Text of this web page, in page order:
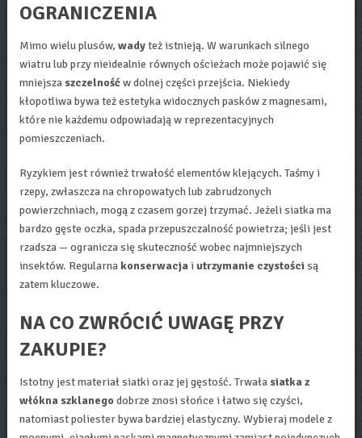
OGRANICZENIA
Mimo wielu plusów, wadyteż istnieją. W warunkach silnego
wiatru lub przy nieidealnie równych ościeżach może pojawić się
mniejsza szczelnośćw dolnej części przejścia. Niekiedy
kłopotliwa bywa też estetyka widocznych pasków z magnesami,
które nie każdemu odpowiadają w reprezentacyjnych
pomieszczeniach.
Ryzykiem jest również trwałość elementów klejących. Taśmy i
rzepy, zwłaszcza na chropowatych lub zabrudzonych
powierzchniach, mogą z czasem gorzej trzymać. Jeżeli siatka ma
bardzo gęste oczka, spada przepuszczalność powietrza; jeśli jest
rzadsza — ogranicza się skuteczność wobec najmniejszych
insektów. Regularna konserwacjai utrzymanie czystościsą
zatem kluczowe.
NA CO ZWRÓCIĆ UWAGĘ PRZY
ZAKUPIE?
Istotny jest materiał siatki oraz jej gęstość. Trwała siatka z
włókna szklanego dobrze znosi słońce i łatwo się czyści,
natomiast poliester bywa bardziej elastyczny. Wybieraj modele z